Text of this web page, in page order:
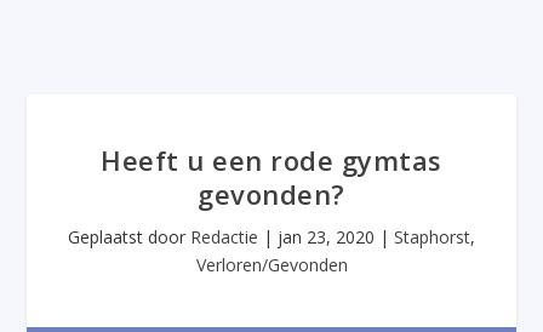
Heeft u een rode gymtas
gevonden?
Geplaatst door Redactie | jan 23, 2020 | Staphorst,
Verloren/Gevonden